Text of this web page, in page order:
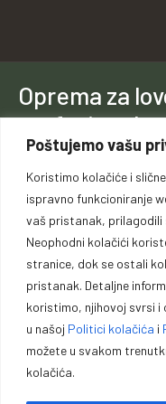
Poštujemo vašu
Koristimo kolačiće i
ispravno funkcioniranje
vaš pristanak,
Neophodni kolačići
stranice, dok se ostali
pristanak. Detaljne
koristimo, njihovoj svrsi
u našoj Politici kolačića i
možete u svakom
kolačića.
Oprema za
Vrhunska opremu za
našoj ponudi pronaći
opremu za lov, sport
Politika kolačića
Zaštita podataka